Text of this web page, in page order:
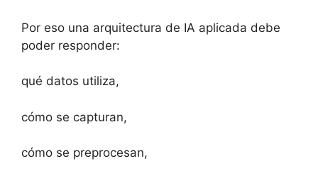
Por eso una arquitectura de IA aplicada debe
poder responder:
qué datos utiliza,
cómo se capturan,
cómo se preprocesan,